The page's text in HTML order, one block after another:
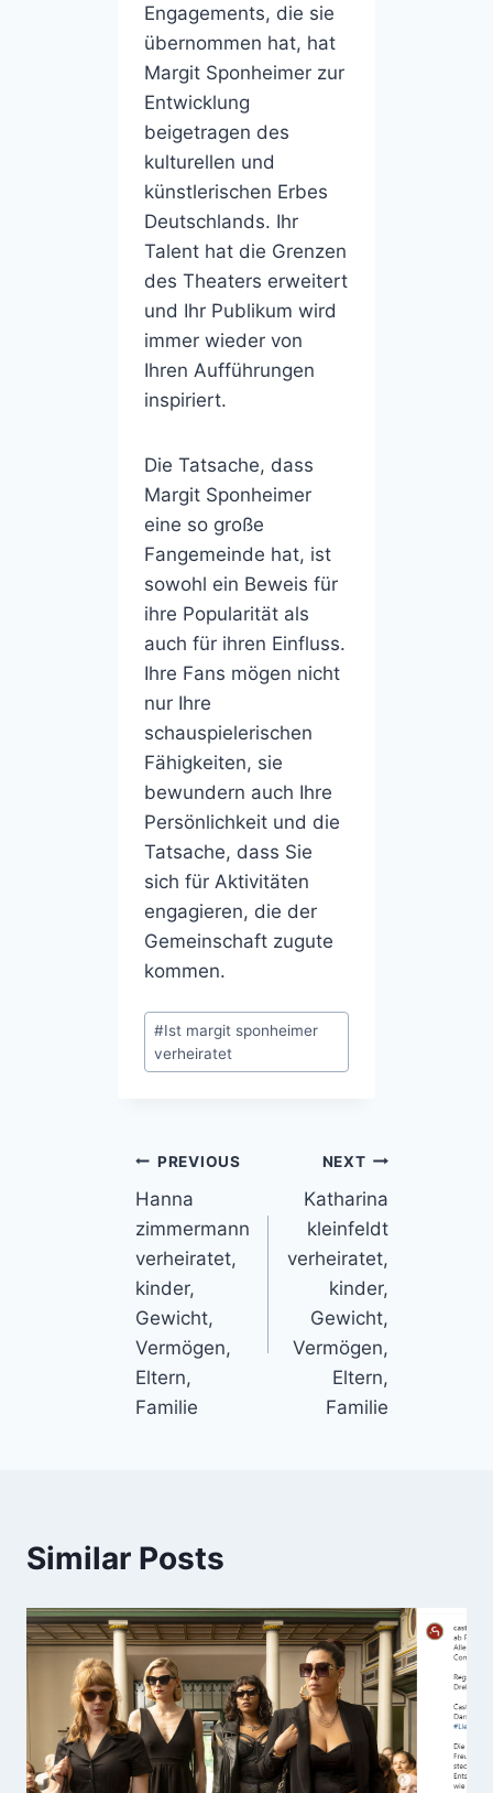
Engagements, die sie
übernommen hat, hat
Margit Sponheimer zur
Entwicklung
beigetragen des
kulturellen und
künstlerischen Erbes
Deutschlands. Ihr
Talent hat die Grenzen
des Theaters erweitert
und Ihr Publikum wird
immer wieder von
Ihren Aufführungen
inspiriert.
Die Tatsache, dass
Margit Sponheimer
eine so große
Fangemeinde hat, ist
sowohl ein Beweis für
ihre Popularität als
auch für ihren Einfluss.
Ihre Fans mögen nicht
nur Ihre
schauspielerischen
Fähigkeiten, sie
bewundern auch Ihre
Persönlichkeit und die
Tatsache, dass Sie
sich für Aktivitäten
engagieren, die der
Gemeinschaft zugute
kommen.
Post
Tags:
#Ist margit sponheimer
verheiratet
Post
navigation
PREVIOUS
Hanna
zimmermann
verheiratet,
kinder,
Gewicht,
Vermögen,
Eltern,
Familie
NEXT
Katharina
kleinfeldt
verheiratet,
kinder,
Gewicht,
Vermögen,
Eltern,
Familie
Similar Posts